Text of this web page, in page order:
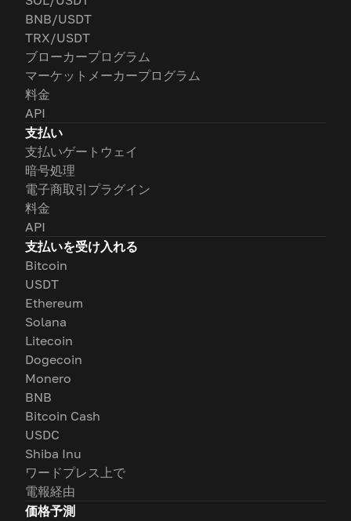
BNB/USDT
TRX/USDT
ブローカープログラム
マーケットメーカープログラム
料金
API
支払い
支払いゲートウェイ
暗号処理
電子商取引プラグイン
料金
API
支払いを受け入れる
Bitcoin
USDT
Ethereum
Solana
Litecoin
Dogecoin
Monero
BNB
Bitcoin Cash
USDC
Shiba Inu
ワードプレス上で
電報経由
価格予測